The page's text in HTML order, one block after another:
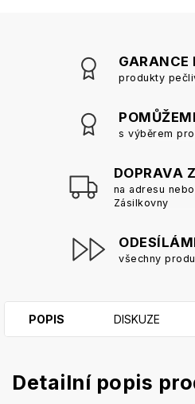
produkty
s výběrem
DOPRAVA
na adresu
Zásilkovny
všechny
POPIS DISKUZE
Detailní popis